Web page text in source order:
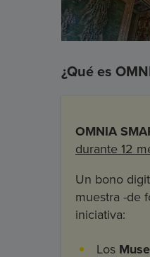
¿Qué es
OMNIA
durante 12
Un bono
muestra -de
iniciativa:
Los